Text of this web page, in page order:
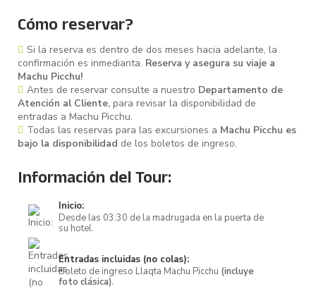
Cómo reservar?
Si la reserva es dentro de dos meses hacia adelante, la
confirmación es inmedianta. Reserva y asegura su viaje a
Machu Picchu!
Antes de reservar consulte a nuestro Departamento de
Atención al Cliente, para revisar la disponibilidad de
entradas a Machu Picchu.
Todas las reservas para las excursiones a Machu Picchu es
bajo la disponibilidad de los boletos de ingreso.
Información del Tour:
Inicio:
Desde las 03:30 de la madrugada en la puerta de
su hotel.
Entradas incluidas (no colas):
Boleto de ingreso Llaqta Machu Picchu (incluye
foto clásica).